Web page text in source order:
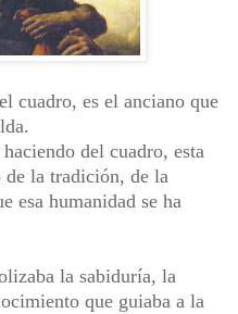
cuadro, es el anciano que
del cuadro, esta
la tradición, de la
esa humanidad se ha
la sabiduría, la
que guiaba a la